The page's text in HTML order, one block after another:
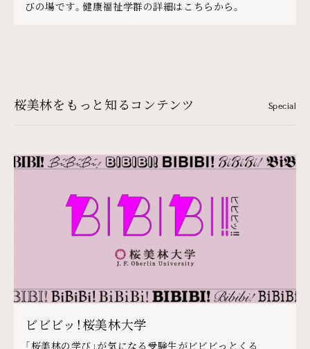
びの場です。健康福祉学群の詳細はこちらから。
桜美林をもっと知るコンテンツ Special
ビビビッ！桜美林大学
「桜美林の学び」が気になる受験生がビビビっとくる